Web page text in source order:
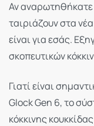
Αν αναρωτηθήκατε
ταιριάζουν στα
είναι για εσάς.
σκοπευτικών
Γιατί είναι
Glock Gen 6, το
κόκκινης